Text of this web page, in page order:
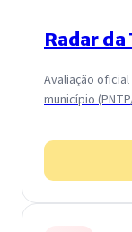
Radar
Avaliação
município